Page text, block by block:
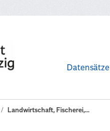
Datensätze
Landwirtschaft, Fischerei,...